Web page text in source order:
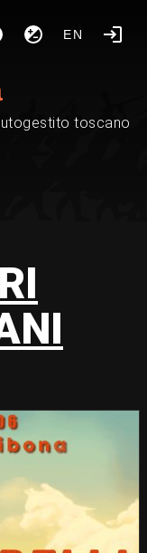
EN
toscano